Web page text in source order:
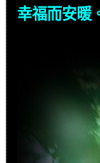
幸福而安暖